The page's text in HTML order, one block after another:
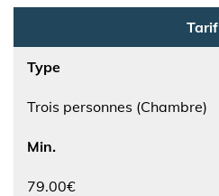
Tarif
Type
Trois personnes (Chambre)
Min.
79.00€